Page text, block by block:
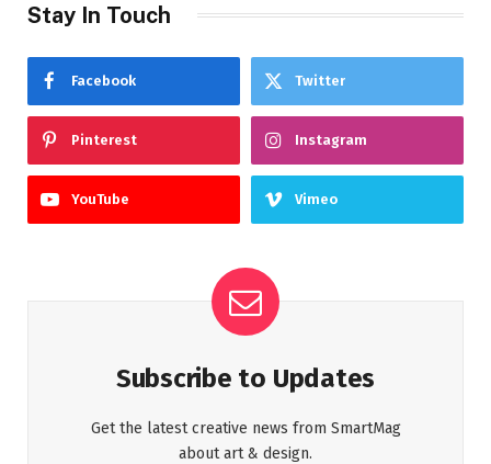
Stay In Touch
Facebook Twitter
Pinterest Instagram
YouTube Vimeo
Subscribe to Updates
Get the latest creative news from SmartMag
about art & design.